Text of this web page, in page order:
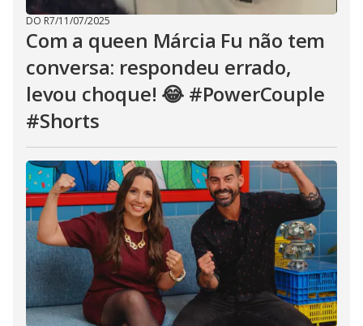
DO R7/11/07/2025
Com a queen Márcia Fu não tem
conversa: respondeu errado,
levou choque! 😂 #PowerCouple
#Shorts